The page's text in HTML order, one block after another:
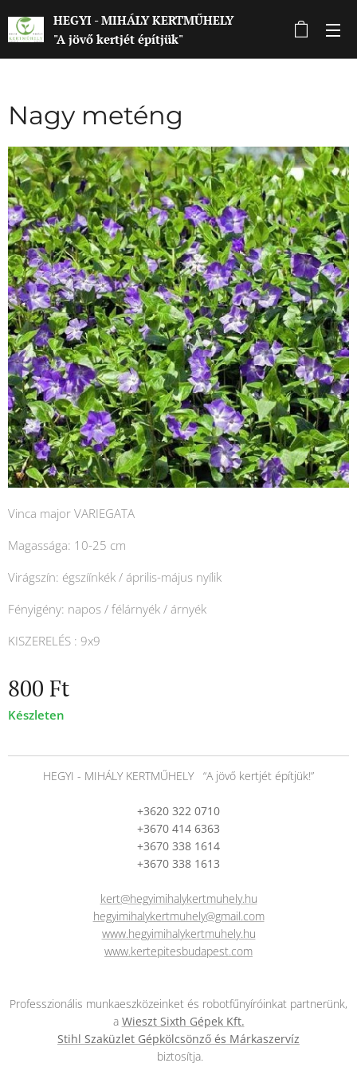
HEGYI - MIHÁLY KERTMŰHELY
"A jövő kertjét építjük"
Nagy meténg
Vinca major VARIEGATA
Magassága: 10-25 cm
Virágszín: égszíínkék / április-május nyílik
Fényigény: napos / félárnyék / árnyék
KISZERELÉS : 9x9
800 Ft
Készleten
HEGYI - MIHÁLY KERTMŰHELY “A jövő kertjét építjük!”
+3620 322 0710
+3670 414 6363
+3670 338 1614
+3670 338 1613
kert@hegyimihalykertmuhely.hu
hegyimihalykertmuhely@gmail.com
www.hegyimihalykertmuhely.hu
www.kertepitesbudapest.com
Professzionális munkaeszközeinket és robotfűnyíróinkat partnerünk,
a Wieszt Sixth Gépek Kft.
Stihl Szaküzlet Gépkölcsönző és Márkaszervíz
biztosítja.